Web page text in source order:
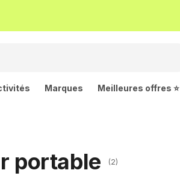
Marques Meilleures offres ⭐
portable (2)